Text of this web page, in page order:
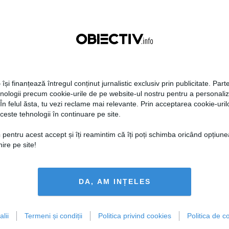
își finanțează întregul conținut jurnalistic exclusiv prin publicitate.
precum cookie-urile de pe website-ul nostru pentru a
felul ăsta, tu vezi reclame mai relevante. Prin acceptarea cookie-
tehnologii în continuare pe site.
pentru acest accept și îți reamintim că îți poți schimba oricând
pe site!
DA, AM INȚELES
Termeni și condiții Politica privind cookies Politica de
Citeşte mai departe 13 oct, 23:36
în cazul "scriitorilor"
juridic al refugiaților: Situația